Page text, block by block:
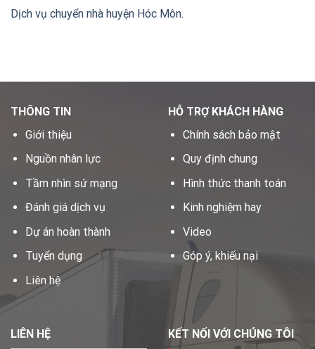
Dịch vụ chuyển nhà huyện Hóc Môn.
THÔNG TIN
Giới thiệu
Nguồn nhân lực
Tầm nhìn sứ mạng
Đánh giá dịch vụ
Dự án hoàn thành
Tuyển dụng
Liên hệ
HỖ TRỢ KHÁCH HÀNG
Chính sách bảo mật
Quy định chung
Hình thức thanh toán
Kinh nghiệm hay
Video
Góp ý, khiếu nại
LIÊN HỆ KẾT NỐI VỚI CHÚNG TÔI